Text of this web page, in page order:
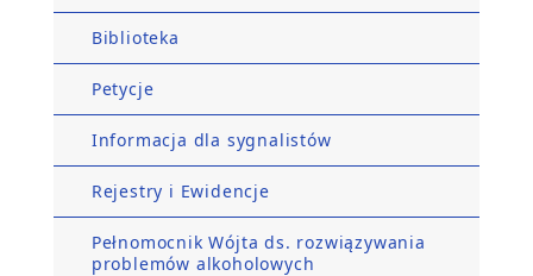
Biblioteka
Petycje
Informacja dla sygnalistów
Rejestry i Ewidencje
Pełnomocnik Wójta ds. rozwiązywania
problemów alkoholowych